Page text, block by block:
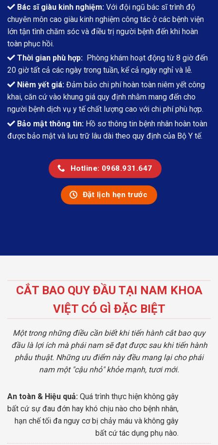
Bác sĩ giàu kinh nghiệm: Với đội ngũ bác sĩ trình độ
chuyên môn cao giàu kinh nghiệm công tác ở các bệnh viện
lớn tận tình chăm sóc và điều trị người bệnh đến khi hoàn
toàn phục hồi.
Thời gian phù hợp: Phòng khám hoạt động từ 8 giờ đến
20 giờ tất cả các ngày trong tuần, kể cả ngày nghỉ và lễ.
Niêm yết giá: Đảm bảo chi phí hoàn toàn niêm yết công
khai, căn cứ vào khung giá quy định nhằm mang đến cho
người bệnh dịch vụ y tế chất lượng cao với chi phí phù hợp.
Bảo mật thông tin: Hồ sơ thông tin bệnh nhân hoàn toàn
được bảo mật và lưu trữ lâu dài theo quy định của Bộ Y tế.
Hotline: 0968.931.647
Đặt lịch hẹn trước
CẮT BAO QUY ĐẦU TẠI NAM KHOA
VIỆT CÓ GÌ ĐẶC BIỆT
Một trong những điều cần biết khi tiến hành cắt bao quy
đầu là lợi ích mà phái nam sẽ đạt được sau khi tiến hành
phẫu thuật. Những ưu điểm này đều mang lại cho phái
nam một "cậu nhỏ" khỏe mạnh, tươi mới.
An toàn & Hiệu quả: Quá trình thực hiện không gây
bất cứ sự đau đớn hay khó chịu nào cho bệnh nhân,
hạn chế tối đa nguy cơ bị chảy máu và không gây
bất cứ tác dụng phụ nào.